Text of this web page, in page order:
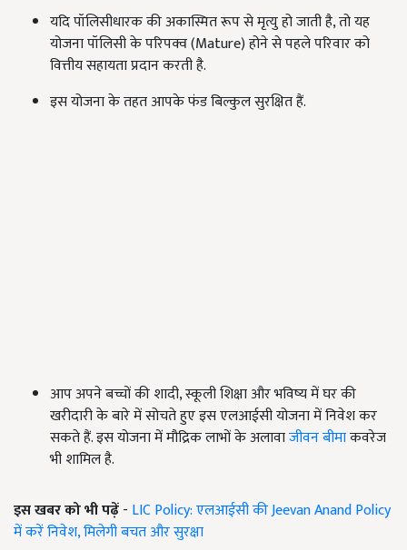
यदि पॉलिसीधारक की अकास्मित रूप से मृत्यु हो जाती है, तो यह
योजना पॉलिसी के परिपक्व (Mature) होने से पहले परिवार को
वित्तीय सहायता प्रदान करती है.
इस योजना के तहत आपके फंड बिल्कुल सुरक्षित हैं.
आप अपने बच्चों की शादी, स्कूली शिक्षा और भविष्य में घर की
खरीदारी के बारे में सोचते हुए इस एलआईसी योजना में निवेश कर
सकते हैं. इस योजना में मौद्रिक लाभों के अलावाजीवन बीमाकवरेज
भी शामिल है.
इस खबर को भी पढ़ें- LIC Policy: एलआईसी की Jeevan Anand Policy
में करें निवेश, मिलेगी बचत और सुरक्षा